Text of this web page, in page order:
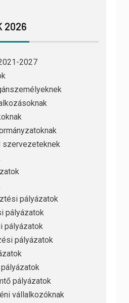
2026
2027
szervezeteknek
pályázatok
pályázatok
pályázatok
pályázatok
pályázatok
vállalkozóknak